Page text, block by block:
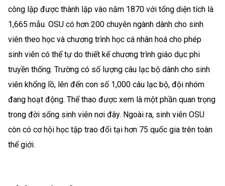
công lập được thành lập vào năm 1870 với tổng diện tích là
1,665 mẫu. OSU có hơn 200 chuyên ngành dành cho sinh
viên theo học và chương trình học cá nhân hoá cho phép
sinh viên có thể tự do thiết kế chương trình giáo dục phi
truyền thống. Trường có số lượng câu lạc bộ dành cho sinh
viên khổng lồ, lên đến con số 1,000 câu lạc bộ, đội nhóm
đang hoạt động. Thể thao được xem là một phần quan trọng
trong đời sống sinh viên nơi đây. Ngoài ra, sinh viên OSU
còn có cơ hội học tập trao đổi tại hơn 75 quốc gia trên toàn
thế giới.